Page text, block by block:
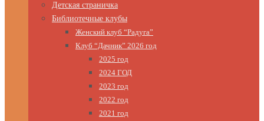
Детская страничка
Библиотечные клубы
Женский клуб “Радуга”
Клуб “Дачник” 2026 год
2025 год
2024 ГОД
2023 год
2022 год
2021 год